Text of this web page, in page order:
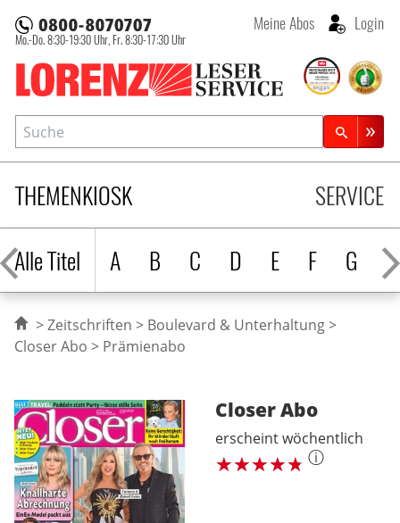
Lorenz Leserservice
Mo.-Do. 8:30-19:30 Uhr, Fr. 8:30-17:30 Uhr
Meine Abos Login
THEMENKIOSK
Alle Titel
A B C D E F G H
SERVICE
Suche
Zeitschriftensuche
Zeitschriften
Boulevard & Unterhaltung
Closer Abo
Prämienabo
CloserAbo
erscheint wöchentlich
ⓘ